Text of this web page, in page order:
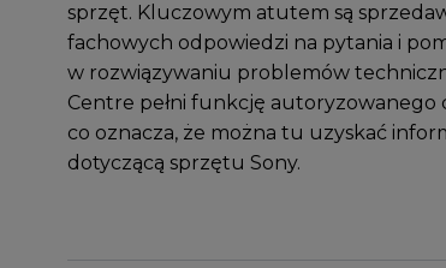
sprzęt. Kluczowym atutem są
fachowych odpowiedzi na pytania i
w rozwiązywaniu problemów
Centre pełni funkcję autoryzowanego
co oznacza, że można tu uzyskać
dotyczącą sprzętu Sony.